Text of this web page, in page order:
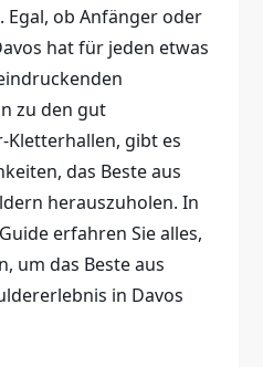
ob Anfänger oder
hat für jeden etwas
zu den gut
gibt es
das Beste aus
herauszuholen. In
erfahren Sie alles,
um das Beste aus
in Davos